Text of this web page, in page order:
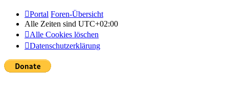
Portal Foren-Übersicht
Alle Zeiten sind UTC+02:00
Alle Cookies löschen
Datenschutzerklärung